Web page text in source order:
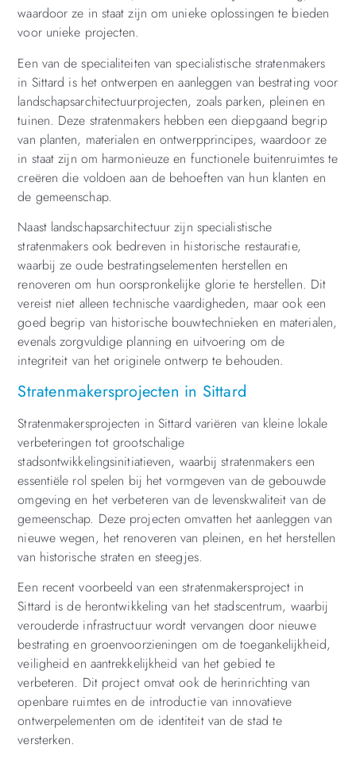
waardoor ze in staat zijn om unieke oplossingen te bieden
voor unieke projecten.
Een van de specialiteiten van specialistische stratenmakers
in Sittard is het ontwerpen en aanleggen van bestrating voor
landschapsarchitectuurprojecten, zoals parken, pleinen en
tuinen. Deze stratenmakers hebben een diepgaand begrip
van planten, materialen en ontwerpprincipes, waardoor ze
in staat zijn om harmonieuze en functionele buitenruimtes te
creëren die voldoen aan de behoeften van hun klanten en
de gemeenschap.
Naast landschapsarchitectuur zijn specialistische
stratenmakers ook bedreven in historische restauratie,
waarbij ze oude bestratingselementen herstellen en
renoveren om hun oorspronkelijke glorie te herstellen. Dit
vereist niet alleen technische vaardigheden, maar ook een
goed begrip van historische bouwtechnieken en materialen,
evenals zorgvuldige planning en uitvoering om de
integriteit van het originele ontwerp te behouden.
Stratenmakersprojecten in Sittard
Stratenmakersprojecten in Sittard variëren van kleine lokale
verbeteringen tot grootschalige
stadsontwikkelingsinitiatieven, waarbij stratenmakers een
essentiële rol spelen bij het vormgeven van de gebouwde
omgeving en het verbeteren van de levenskwaliteit van de
gemeenschap. Deze projecten omvatten het aanleggen van
nieuwe wegen, het renoveren van pleinen, en het herstellen
van historische straten en steegjes.
Een recent voorbeeld van een stratenmakersproject in
Sittard is de herontwikkeling van het stadscentrum, waarbij
verouderde infrastructuur wordt vervangen door nieuwe
bestrating en groenvoorzieningen om de toegankelijkheid,
veiligheid en aantrekkelijkheid van het gebied te
verbeteren. Dit project omvat ook de herinrichting van
openbare ruimtes en de introductie van innovatieve
ontwerpelementen om de identiteit van de stad te
versterken.